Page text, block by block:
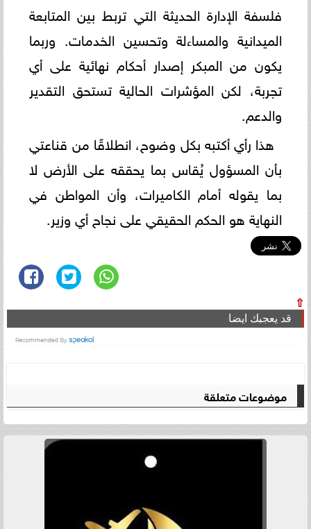
فلسفة الإدارة الحديثة التي تربط بين المتابعة
الميدانية والمساءلة وتحسين الخدمات. وربما
يكون من المبكر إصدار أحكام نهائية على أي
تجربة، لكن المؤشرات الحالية تستحق التقدير
والدعم.
هذا رأي أكتبه بكل وضوح، انطلاقًا من قناعتي
بأن المسؤول يُقاس بما يحققه على الأرض لا
بما يقوله أمام الكاميرات، وأن المواطن في
النهاية هو الحكم الحقيقي على نجاح أي وزير.
⇧
قد يعجبك ايضا
موضوعات متعلقة